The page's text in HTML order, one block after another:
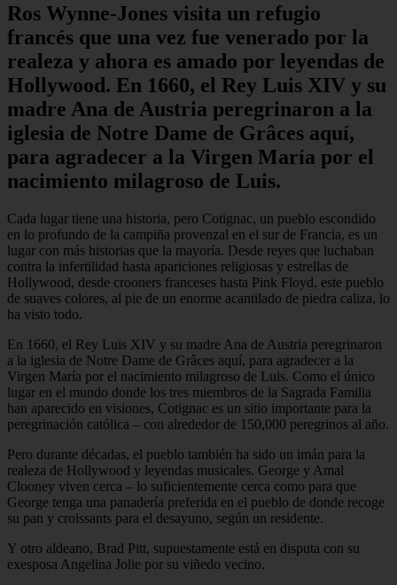
Ros Wynne-Jones visita un refugio
francés que una vez fue venerado por la
realeza y ahora es amado por leyendas de
Hollywood. En 1660, el Rey Luis XIV y su
madre Ana de Austria peregrinaron a la
iglesia de Notre Dame de Grâces aquí,
para agradecer a la Virgen María por el
nacimiento milagroso de Luis.
Cada lugar tiene una historia, pero Cotignac, un pueblo escondido
en lo profundo de la campiña provenzal en el sur de Francia, es un
lugar con más historias que la mayoría. Desde reyes que luchaban
contra la infertilidad hasta apariciones religiosas y estrellas de
Hollywood, desde crooners franceses hasta Pink Floyd, este pueblo
de suaves colores, al pie de un enorme acantilado de piedra caliza, lo
ha visto todo.
En 1660, el Rey Luis XIV y su madre Ana de Austria peregrinaron
a la iglesia de Notre Dame de Grâces aquí, para agradecer a la
Virgen María por el nacimiento milagroso de Luis. Como el único
lugar en el mundo donde los tres miembros de la Sagrada Familia
han aparecido en visiones, Cotignac es un sitio importante para la
peregrinación católica – con alrededor de 150,000 peregrinos al año.
Pero durante décadas, el pueblo también ha sido un imán para la
realeza de Hollywood y leyendas musicales. George y Amal
Clooney viven cerca – lo suficientemente cerca como para que
George tenga una panadería preferida en el pueblo de donde recoge
su pan y croissants para el desayuno, según un residente.
Y otro aldeano, Brad Pitt, supuestamente está en disputa con su
exesposa Angelina Jolie por su viñedo vecino.